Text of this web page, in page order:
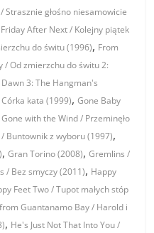
Strasznie głośno niesamowicie
Friday After Next / Kolejny piątek
do świtu (1996), From
/ Od zmierzchu do świtu 2:
3: The Hangman's
kata (1999),Gone Baby
Gone with the Wind / Przeminęło
Buntownik z wyboru (1997),
,Gran Torino (2008),Gremlins /
/ Bez smyczy (2011), Happy
Feet Two / Tupot małych stóp
Guantanamo Bay / Harold i
, He's Just Not That Into You /